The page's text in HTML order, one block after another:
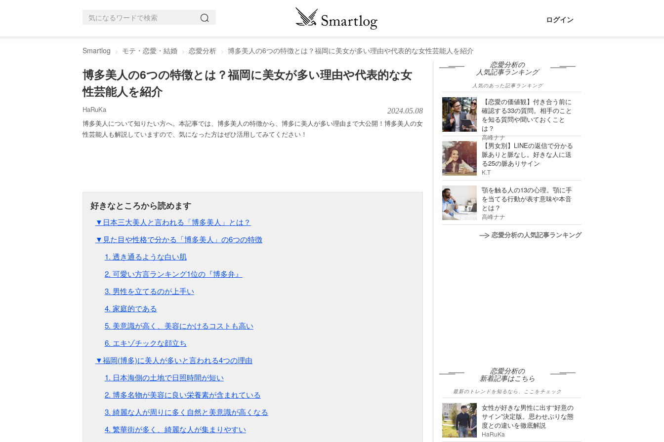
ログイン
Smartlog モテ・恋愛・結婚 恋愛分析 博多美人の6つの特徴とは？福岡に美女が多い理由や代表的な女性芸能人を紹介
博多美人の6つの特徴とは？福岡に美女が多い理由や代表的な女
性芸能人を紹介
HaRuKa 2024.05.08
博多美人について知りたい方へ。本記事では、博多美人の特徴から、博多に美人が多い理由まで大公開！博多美人の女
性芸能人も解説していますので、気になった方はぜひ活用してみてください！
▼日本三大美人と言われる「博多美人」とは？
▼見た目や性格で分かる「博多美人」の6つの特徴
1. 透き通るような白い肌
2. 可愛い方言ランキング1位の『博多弁』
3. 男性を立てるのが上手い
4. 家庭的である
5. 美意識が高く、美容にかけるコストも高い
6. エキゾチックな顔立ち
▼福岡(博多)に美人が多いと言われる4つの理由
1. 日本海側の土地で日照時間が短い
2. 博多名物が美容に良い栄養素が含まれている
3. 綺麗な人が周りに多く自然と美意識が高くなる
4. 繁華街が多く、綺麗な人が集まりやすい
恋愛分析の
人気記事ランキング
人気のあった記事ランキング
【恋愛の価値観】付き合う前に
確認する33の質問。相手のこと
を知る質問や聞いておくこと
は？
高峰ナナ
【男女別】LINEの返信で分かる
脈ありと脈なし。好きな人に送
る25の脈ありサイン
K.T
顎を触る人の13の心理。顎に手
を当てる行動が表す意味や本音
とは？
高峰ナナ
恋愛分析の人気記事ランキング
恋愛分析の
新着記事はこちら
最新のトレンドを知るなら、ここをチェック
女性が好きな男性に出す“好意の
サイン”決定版。思わせぶりな態
度との違いを徹底解説
HaRuKa